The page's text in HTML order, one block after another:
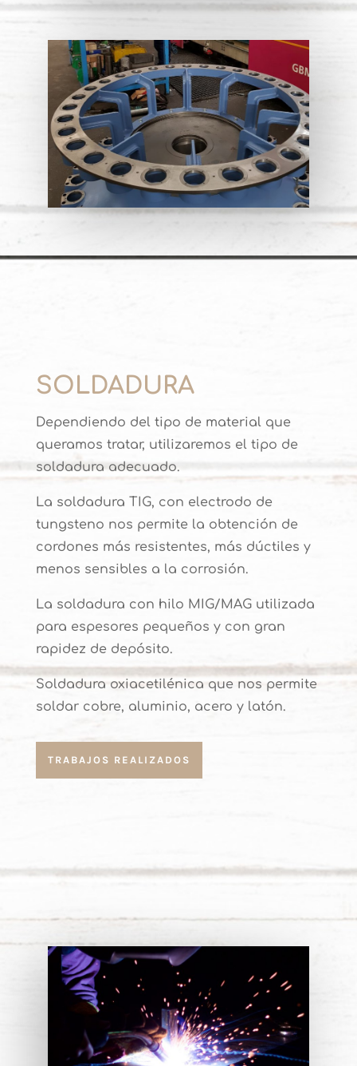
SOLDADURA
Dependiendo del tipo de material que
queramos tratar, utilizaremos el tipo de
soldadura adecuado.
La soldadura TIG, con electrodo de
tungsteno nos permite la obtención de
cordones más resistentes, más dúctiles y
menos sensibles a la corrosión.
La soldadura con hilo MIG/MAG utilizada
para espesores pequeños y con gran
rapidez de depósito.
Soldadura oxiacetilénica que nos permite
soldar cobre, aluminio, acero y latón.
TRABAJOS REALIZADOS